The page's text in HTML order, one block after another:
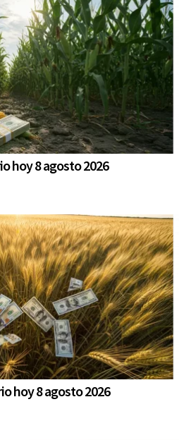
hoy 8 agosto 2026
hoy 8 agosto 2026